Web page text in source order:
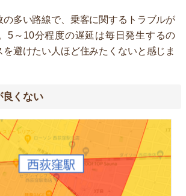
の多い路線で、乗客に関するトラブルが
5～10分程度の遅延は毎日発生するの
避けたい人ほど住みたくないと感じま
良くない